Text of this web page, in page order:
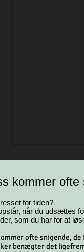
kommer ofte
for tiden?
når du udsættes
som du har for at
ofte snigende,
benægter det